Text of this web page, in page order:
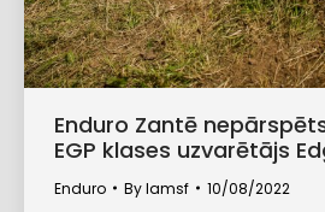
Enduro Zantē
EGP klases uzvarētājs
Enduro Bylamsf 10/08/2022